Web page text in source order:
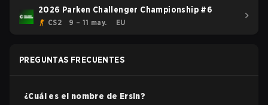
2026 Parken Challenger Championship #6
CS2 9 – 11 may. EU
PREGUNTAS FRECUENTES
¿Cuál es el nombre de Ersin?